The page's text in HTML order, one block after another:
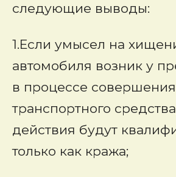
следующие выводы:
1.Если умысел на
автомобиля возник у
в процессе совершения
транспортного
действия будут
только как кража;